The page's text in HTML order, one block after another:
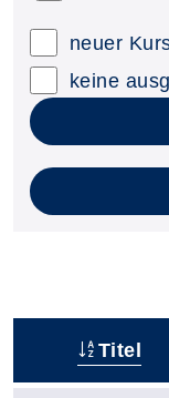
neuer
keine
Titel